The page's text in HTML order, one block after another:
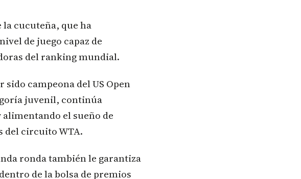
cucuteña, que ha
de juego capaz de
del ranking mundial.
campeona del US Open
juvenil, continúa
el sueño de
del circuito WTA.
ronda también le garantiza
de la bolsa de premios